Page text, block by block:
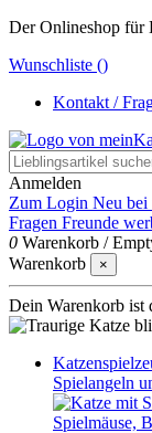
Der Onlineshop für
Wunschliste ()
Kontakt /
Anmelden
Zum Login Neu bei
Fragen Freunde
0 Warenkorb /
Warenkorb
×
Dein Warenkorb ist
Spielangeln
Spielmäuse,